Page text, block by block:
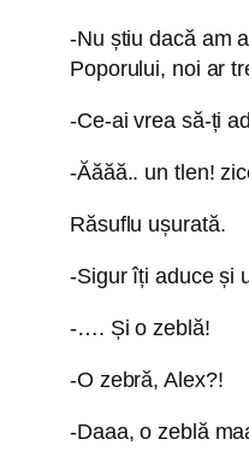
-Nu știu dacă am
Poporului, noi ar
-Ce-ai vrea să-ți
-Ăăăă.. un tlen!
Răsuflu ușurată.
-Sigur îți aduce și
-…. Și o zeblă!
-O zebră, Alex?!
-Daaa, o zeblă